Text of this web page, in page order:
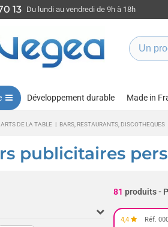
13 Du lundi au vendredi de 9h à 18h
Développement durable Made in
DE LA TABLE | BARS, RESTAURANTS, DISCOTHEQUES
publicitaires
81 produits-
4,4 Réf.